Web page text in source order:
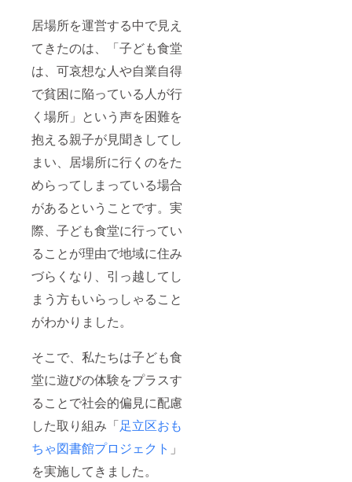
居場所を運営する中で見え
てきたのは、「子ども食堂
は、可哀想な人や自業自得
で貧困に陥っている人が行
く場所」という声を困難を
抱える親子が見聞きしてし
まい、居場所に行くのをた
めらってしまっている場合
があるということです。実
際、子ども食堂に行ってい
ることが理由で地域に住み
づらくなり、引っ越してし
まう方もいらっしゃること
がわかりました。
そこで、私たちは子ども食
堂に遊びの体験をプラスす
ることで社会的偏見に配慮
した取り組み「足立区おも
ちゃ図書館プロジェクト 」
を実施してきました。